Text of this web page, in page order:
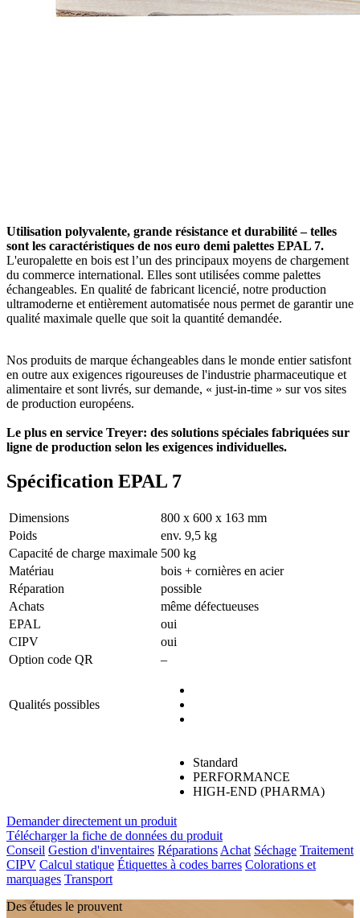
Utilisation polyvalente, grande résistance et durabilité – telles
sont les caractéristiques de nos euro demi palettes EPAL 7.
L'europalette en bois est l’un des principaux moyens de chargement
du commerce international. Elles sont utilisées comme palettes
échangeables. En qualité de fabricant licencié, notre production
ultramoderne et entièrement automatisée nous permet de garantir une
qualité maximale quelle que soit la quantité demandée.
Nos produits de marque échangeables dans le monde entier satisfont
en outre aux exigences rigoureuses de l'industrie pharmaceutique et
alimentaire et sont livrés, sur demande, « just-in-time » sur vos sites
de production européens.
Le plus en service Treyer: des solutions spéciales fabriquées sur
ligne de production selon les exigences individuelles.
Spécification EPAL 7
Standard
PERFORMANCE
HIGH-END (PHARMA)
Dimensions
800 x 600 x 163 mm
Poids
env. 9,5 kg
Capacité de charge maximale 500 kg
Matériau
bois + cornières en acier
Réparation
possible
Achats
même défectueuses
EPAL
oui
CIPV
oui
Option code QR
–
Qualités possibles
Demander directement un produit
Télécharger la fiche de données du produit
Conseil Gestion d'inventaires Réparations Achat Séchage Traitement
CIPV Calcul statique Étiquettes à codes barres Colorations et
marquages Transport
Des études le prouvent